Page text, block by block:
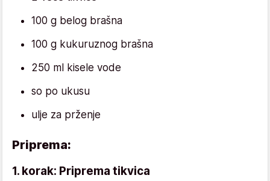
100 g belog brašna
100 g kukuruznog brašna
250 ml kisele vode
so po ukusu
ulje za prženje
Priprema:
1. korak: Priprema tikvica